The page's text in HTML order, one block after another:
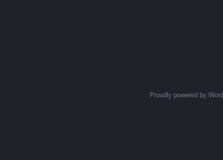
Proudly powered by